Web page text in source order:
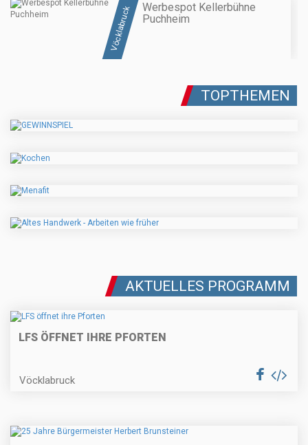
Vöcklabruck
Werbespot Kellerbühne
Puchheim
TOPTHEMEN
AKTUELLES PROGRAMM
LFS ÖFFNET IHRE PFORTEN
Vöcklabruck